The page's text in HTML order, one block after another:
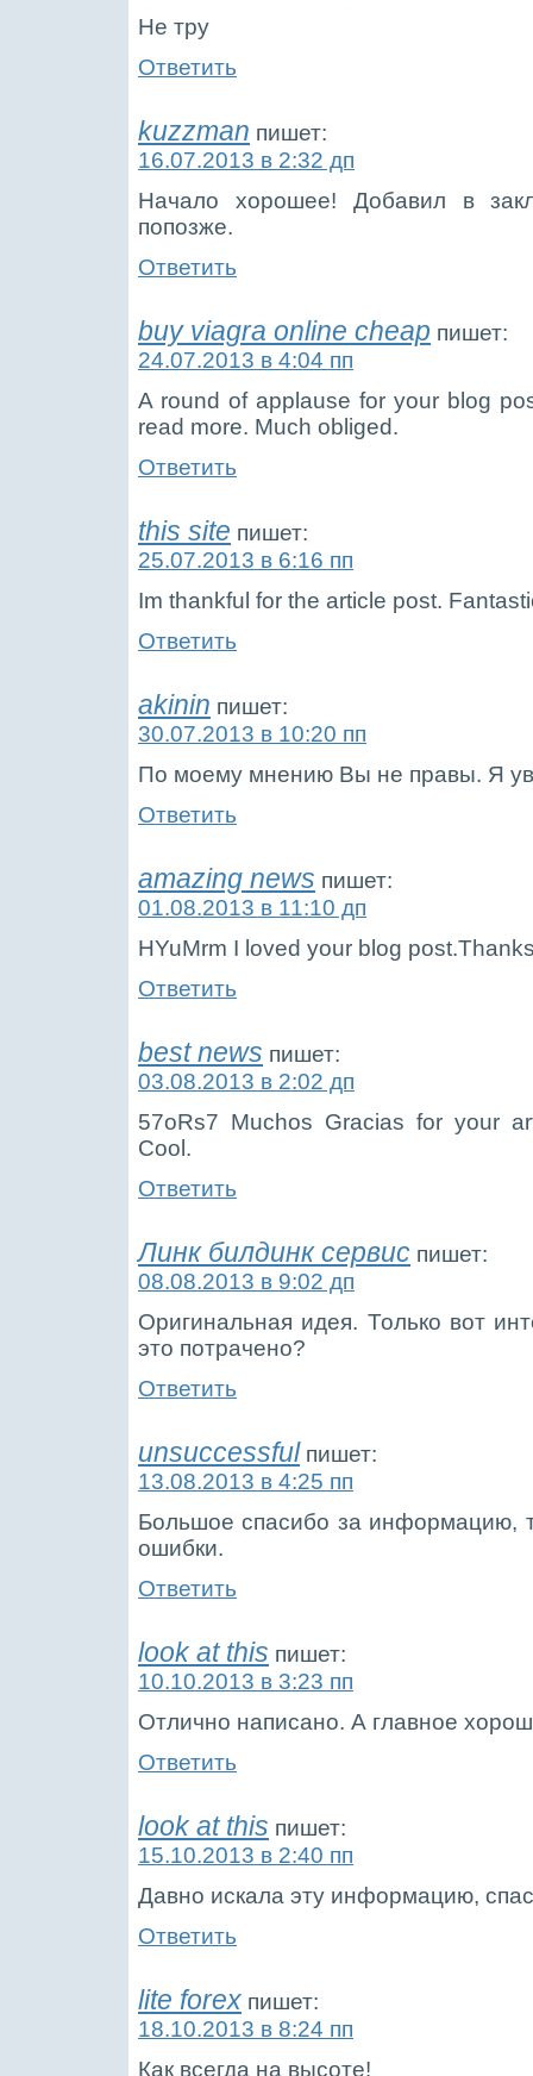
Не тру
Ответить
kuzzman пишет:
16.07.2013 в 2:32 дп
Начало хорошее! Добавил в
попозже.
Ответить
buy viagra online cheap пишет:
24.07.2013 в 4:04 пп
A round of applause for your blog
read more. Much obliged.
Ответить
this site пишет:
25.07.2013 в 6:16 пп
Im thankful for the article post.
Ответить
akinin пишет:
30.07.2013 в 10:20 пп
По моему мнению Вы не правы. Я
Ответить
amazing news пишет:
01.08.2013 в 11:10 дп
HYuMrm I loved your blog
Ответить
best news пишет:
03.08.2013 в 2:02 дп
57oRs7 Muchos Gracias for your
Cool.
Ответить
Линк билдинк сервис пишет:
08.08.2013 в 9:02 дп
Оригинальная идея. Только вот
это потрачено?
Ответить
unsuccessful пишет:
13.08.2013 в 4:25 пп
Большое спасибо за информацию,
ошибки.
Ответить
look at this пишет:
10.10.2013 в 3:23 пп
Отлично написано. А главное
Ответить
look at this пишет:
15.10.2013 в 2:40 пп
Давно искала эту информацию,
Ответить
lite forex пишет:
18.10.2013 в 8:24 пп
Как всегда на высоте!